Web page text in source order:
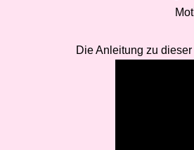
Die Anleitung zu